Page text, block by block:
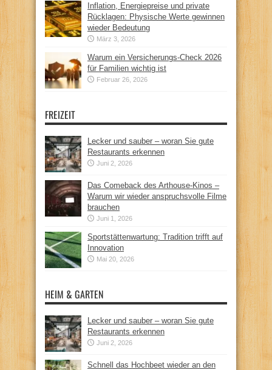
Inflation, Energiepreise und private
Rücklagen: Physische Werte gewinnen
wieder Bedeutung
März 3, 2026
Warum ein Versicherungs-Check 2026
für Familien wichtig ist
Februar 26, 2026
FREIZEIT
Lecker und sauber – woran Sie gute
Restaurants erkennen
Juni 2, 2026
Das Comeback des Arthouse-Kinos –
Warum wir wieder anspruchsvolle Filme
brauchen
Juni 1, 2026
Sportstättenwartung: Tradition trifft auf
Innovation
Mai 20, 2026
HEIM & GARTEN
Lecker und sauber – woran Sie gute
Restaurants erkennen
Juni 2, 2026
Schnell das Hochbeet wieder an den